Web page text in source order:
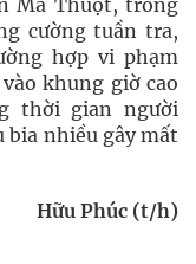
Ma Thuột, trong
cường tuần tra,
hợp vi phạm
khung giờ cao
thời gian người
bia nhiều gây mất
Hữu Phúc (t/h)